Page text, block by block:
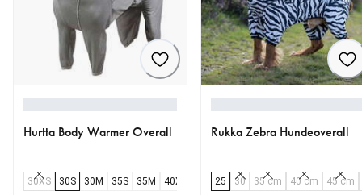
Hurtta Body Warmer Overall
30XS 30S 30M 35S 35M 40XS 45M 50M 55L 60M
Rukka Zebra Hundeoverall
25 30 35 cm 40 cm 45 cm